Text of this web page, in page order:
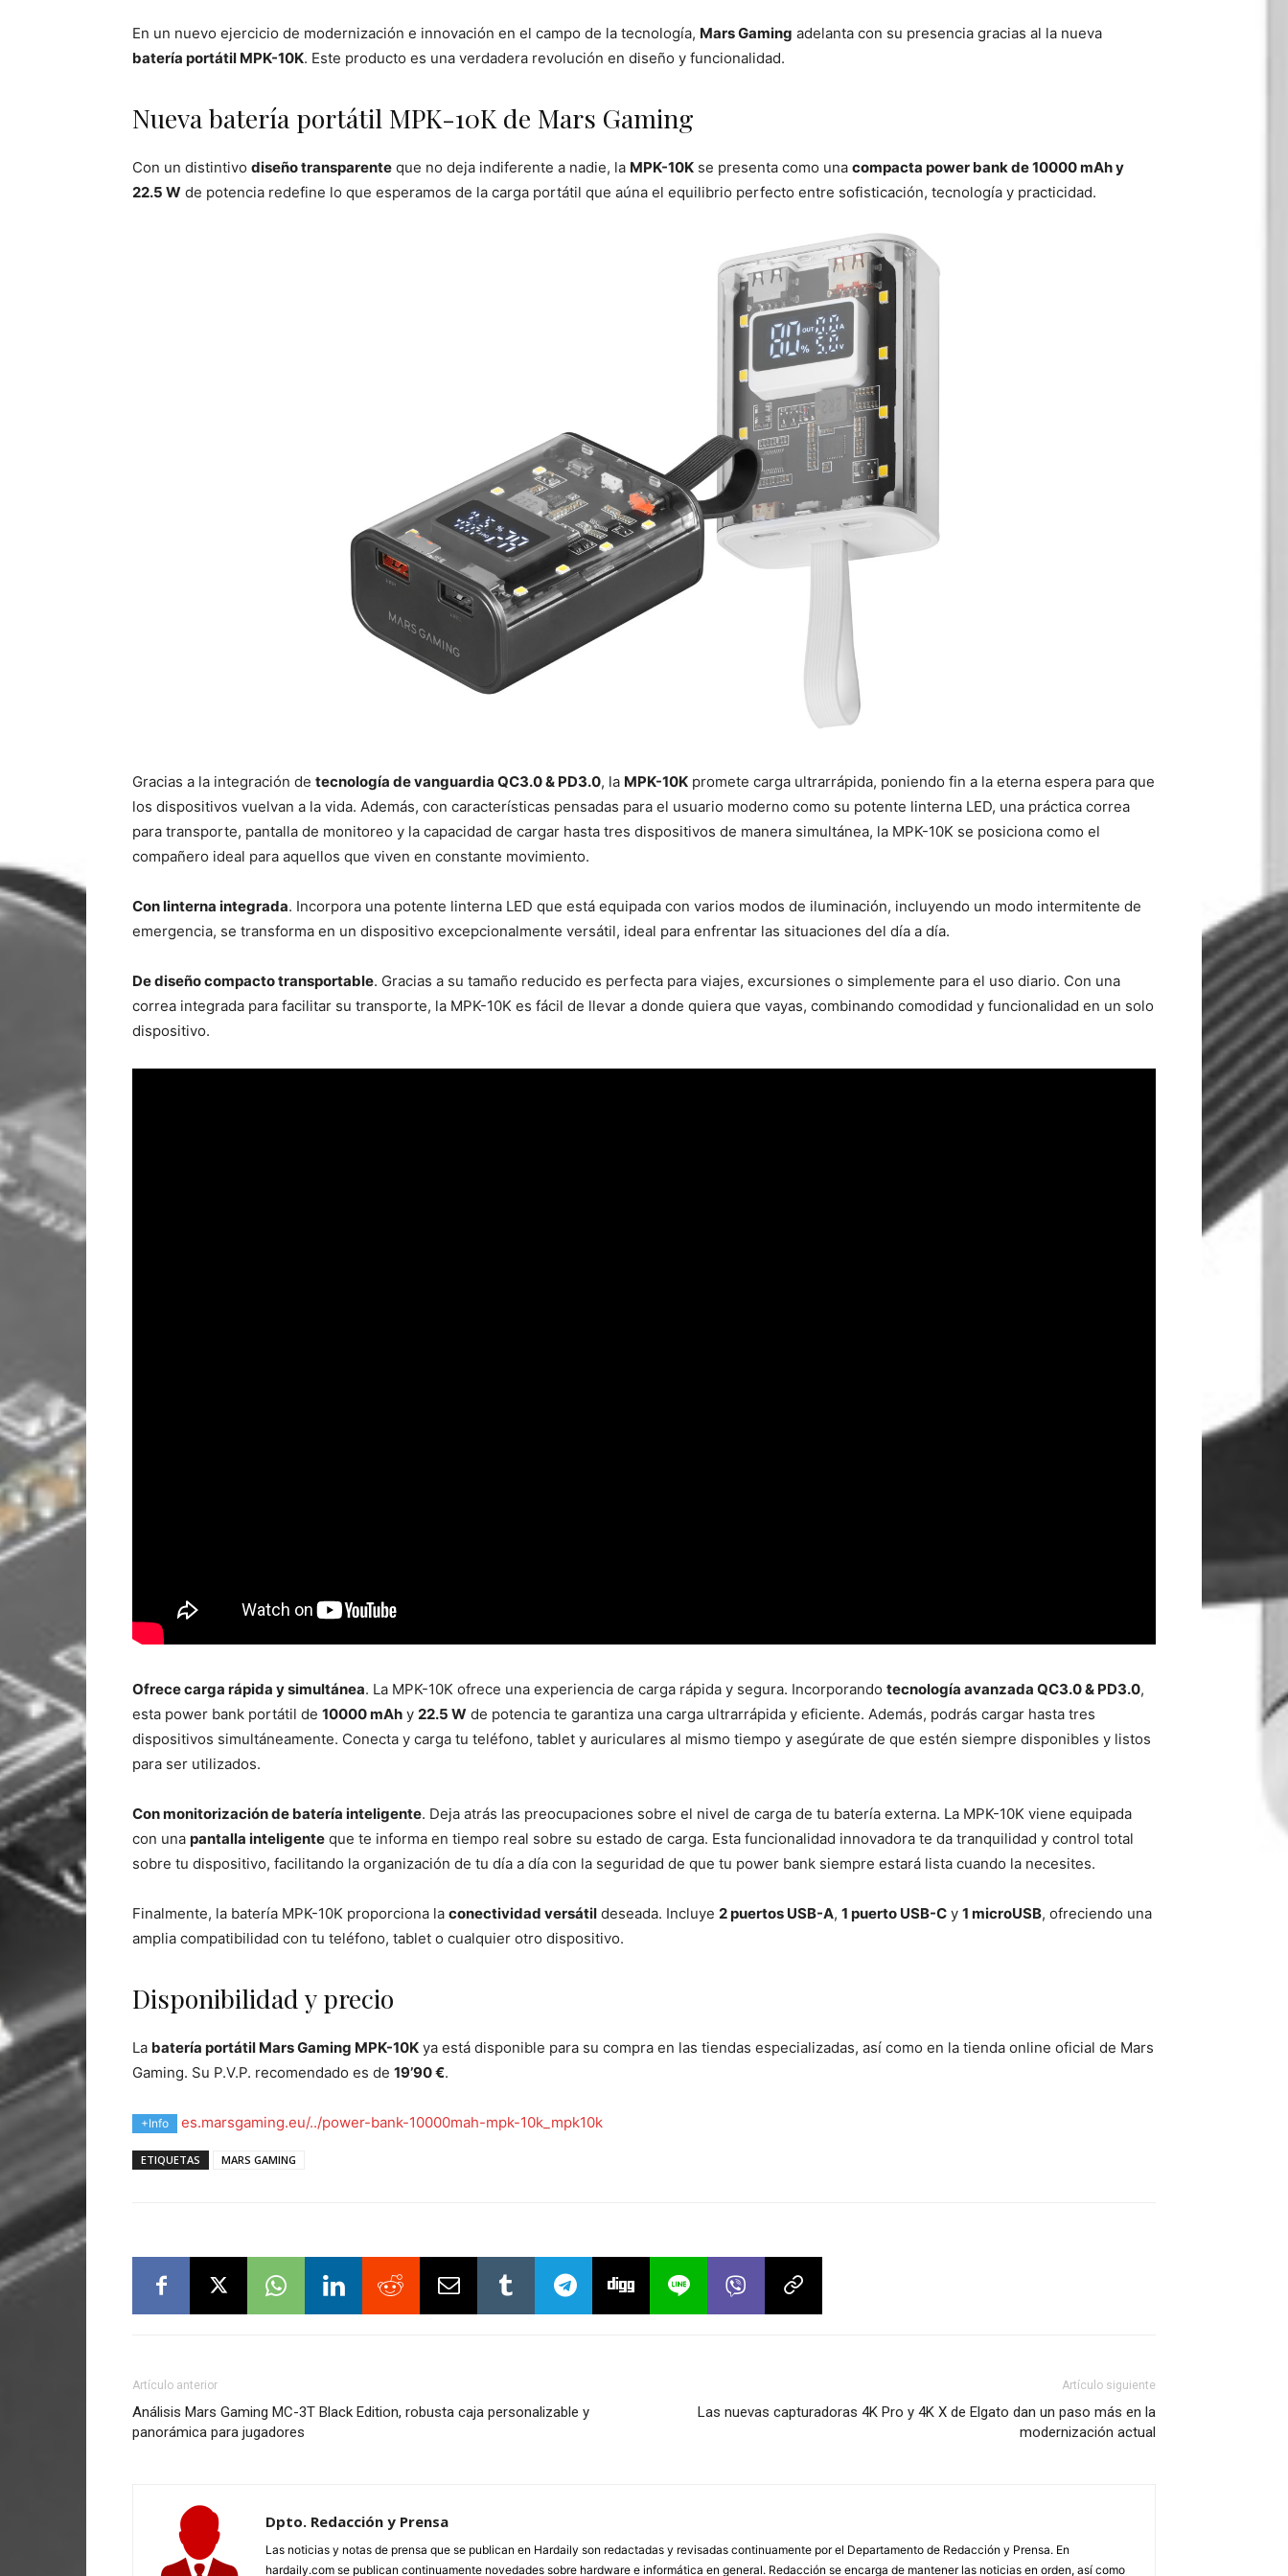
En un nuevo ejercicio de modernización e innovación en el campo de la tecnología, Mars Gaming adelanta con su presencia gracias al la nueva
batería portátil MPK-10K. Este producto es una verdadera revolución en diseño y funcionalidad.
Nueva batería portátil MPK-10K de Mars Gaming
Con un distintivo diseño transparente que no deja indiferente a nadie, la MPK-10K se presenta como una compacta power bank de 10000 mAh y
22.5 W de potencia redefine lo que esperamos de la carga portátil que aúna el equilibrio perfecto entre sofisticación, tecnología y practicidad.
Gracias a la integración de tecnología de vanguardia QC3.0 & PD3.0, la MPK-10K promete carga ultrarrápida, poniendo fin a la eterna espera para que
los dispositivos vuelvan a la vida. Además, con características pensadas para el usuario moderno como su potente linterna LED, una práctica correa
para transporte, pantalla de monitoreo y la capacidad de cargar hasta tres dispositivos de manera simultánea, la MPK-10K se posiciona como el
compañero ideal para aquellos que viven en constante movimiento.
Con linterna integrada. Incorpora una potente linterna LED que está equipada con varios modos de iluminación, incluyendo un modo intermitente de
emergencia, se transforma en un dispositivo excepcionalmente versátil, ideal para enfrentar las situaciones del día a día.
De diseño compacto transportable. Gracias a su tamaño reducido es perfecta para viajes, excursiones o simplemente para el uso diario. Con una
correa integrada para facilitar su transporte, la MPK-10K es fácil de llevar a donde quiera que vayas, combinando comodidad y funcionalidad en un solo
dispositivo.
Ofrece carga rápida y simultánea. La MPK-10K ofrece una experiencia de carga rápida y segura. Incorporando tecnología avanzada QC3.0 & PD3.0,
esta power bank portátil de 10000 mAh y 22.5 W de potencia te garantiza una carga ultrarrápida y eficiente. Además, podrás cargar hasta tres
dispositivos simultáneamente. Conecta y carga tu teléfono, tablet y auriculares al mismo tiempo y asegúrate de que estén siempre disponibles y listos
para ser utilizados.
Con monitorización de batería inteligente. Deja atrás las preocupaciones sobre el nivel de carga de tu batería externa. La MPK-10K viene equipada
con una pantalla inteligente que te informa en tiempo real sobre su estado de carga. Esta funcionalidad innovadora te da tranquilidad y control total
sobre tu dispositivo, facilitando la organización de tu día a día con la seguridad de que tu power bank siempre estará lista cuando la necesites.
Finalmente, la batería MPK-10K proporciona la conectividad versátil deseada. Incluye 2 puertos USB-A, 1 puerto USB-C y 1 microUSB, ofreciendo una
amplia compatibilidad con tu teléfono, tablet o cualquier otro dispositivo.
Disponibilidad y precio
La batería portátil Mars Gaming MPK-10K ya está disponible para su compra en las tiendas especializadas, así como en la tienda online oficial de Mars
Gaming. Su P.V.P. recomendado es de 19’90 €.
+Info es.marsgaming.eu/../power-bank-10000mah-mpk-10k_mpk10k
ETIQUETAS MARS GAMING
Artículo anterior
Análisis Mars Gaming MC-3T Black Edition, robusta caja personalizable y
panorámica para jugadores
Artículo siguiente
Las nuevas capturadoras 4K Pro y 4K X de Elgato dan un paso más en la
modernización actual
Dpto. Redacción y Prensa
Las noticias y notas de prensa que se publican en Hardaily son redactadas y revisadas continuamente por el Departamento de Redacción y Prensa. En
hardaily.com se publican continuamente novedades sobre hardware e informática en general. Redacción se encarga de mantener las noticias en orden, así como